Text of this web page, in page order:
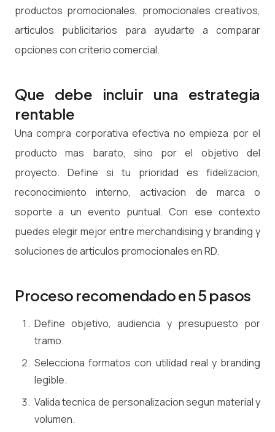
productos promocionales, promocionales creativos,
articulos publicitarios para ayudarte a comparar
opciones con criterio comercial.
Que debe incluir una estrategia
rentable
Una compra corporativa efectiva no empieza por el
producto mas barato, sino por el objetivo del
proyecto. Define si tu prioridad es fidelizacion,
reconocimiento interno, activacion de marca o
soporte a un evento puntual. Con ese contexto
puedes elegir mejor entre merchandising y branding y
soluciones de articulos promocionales en RD.
Proceso recomendado en 5 pasos
Define objetivo, audiencia y presupuesto por
tramo.
Selecciona formatos con utilidad real y branding
legible.
Valida tecnica de personalizacion segun material y
volumen.